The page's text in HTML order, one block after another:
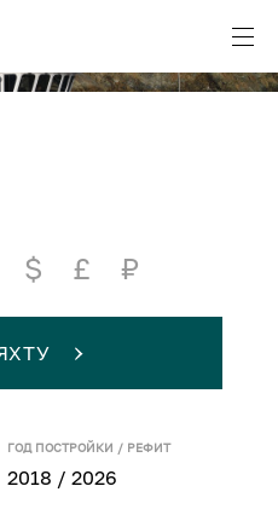
$ £ ₽
ГОД ПОСТРОЙКИ / РЕФИТ
2018 / 2026